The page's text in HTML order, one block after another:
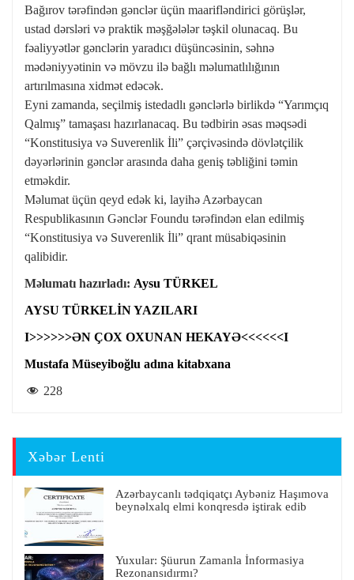
Bağırov tərəfindən gənclər üçün maarifləndirici görüşlər,
ustad dərsləri və praktik məşğələlər təşkil olunacaq. Bu
fəaliyyətlər gənclərin yaradıcı düşüncəsinin, səhnə
mədəniyyətinin və mövzu ilə bağlı məlumatlılığının
artırılmasına xidmət edəcək.
Eyni zamanda, seçilmiş istedadlı gənclərlə birlikdə “Yarımçıq
Qalmış” tamaşası hazırlanacaq. Bu tədbirin əsas məqsədi
“Konstitusiya və Suverenlik İli” çərçivəsində dövlətçilik
dəyərlərinin gənclər arasında daha geniş təbliğini təmin
etməkdir.
Məlumat üçün qeyd edək ki, layihə Azərbaycan
Respublikasının Gənclər Foundu tərəfindən elan edilmiş
“Konstitusiya və Suverenlik İli” qrant müsabiqəsinin
qalibidir.
Məlumatı hazırladı: Aysu TÜRKEL
AYSU TÜRKELİN YAZILARI
I>>>>>>ƏN ÇOX OXUNAN HEKAYƏ<<<<<<I
Mustafa Müseyiboğlu adına kitabxana
228
Xəbər Lenti
Azərbaycanlı tədqiqatçı Aybəniz Haşımova
beynəlxalq elmi konqresdə iştirak edib
Yuxular: Şüurun Zamanla İnformasiya
Rezonansıdırmı?